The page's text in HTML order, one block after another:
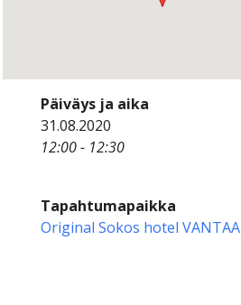
Päiväys ja aika
31.08.2020
12:00 - 12:30
Tapahtumapaikka
Original Sokos hotel VANTAA